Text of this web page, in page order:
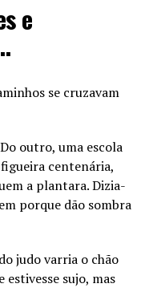
e
se cruzavam
outro, uma escola
centenária,
a plantara. Dizia-
porque dão sombra
judo varria o chão
sujo, mas